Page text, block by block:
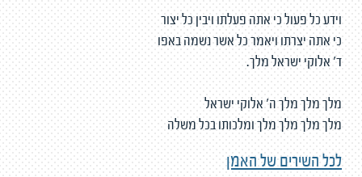
וידע כל פעול כי אתה פעלתו ויבין כל יצור
כי אתה יצרתו ויאמר כל אשר נשמה באפו
ד' אלוקי ישראל מלך.
מלך מלך מלך ה' אלוקי ישראל
מלך מלך מלך מלך ומלכותו בכל משלה
לכל השירים של האמן